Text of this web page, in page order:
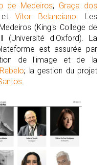
de Medeiros, Graça dos
Vitor Belanciano. Les
(King's College de
(Université d'Oxford). La
est assurée par
de l'image et de la
; la gestion du projet
.